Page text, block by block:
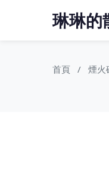
琳琳的
首頁 煙火